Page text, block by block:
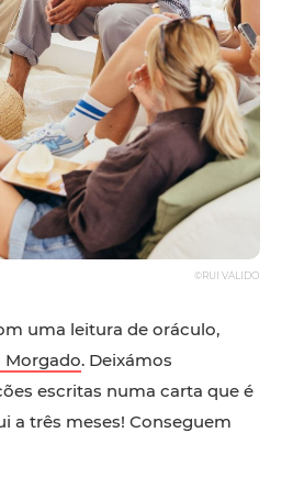
©RUI VALIDO
uma leitura de oráculo,
Morgado. Deixámos
escritas numa carta que é
a três meses! Conseguem